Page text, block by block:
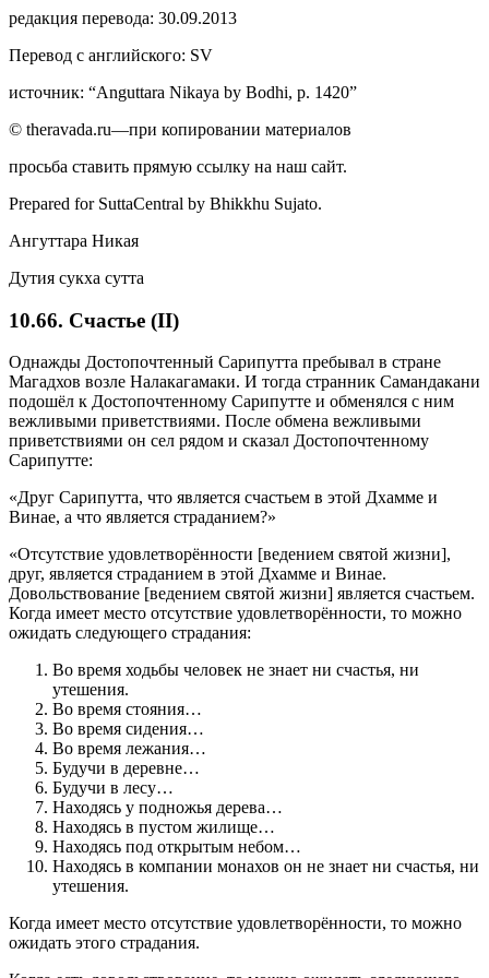
редакция перевода: 30.09.2013
Перевод с английского: SV
источник: “Anguttara Nikaya by Bodhi, p. 1420”
© theravada.ru—при копировании материалов
просьба ставить прямую ссылку на наш сайт.
Prepared for SuttaCentral by Bhikkhu Sujato.
Ангуттара Никая
Дутия сукха сутта
10.66. Счастье (II)
Однажды Достопочтенный Сарипутта пребывал в стране
Магадхов возле Налакагамаки. И тогда странник Самандакани
подошёл к Достопочтенному Сарипутте и обменялся с ним
вежливыми приветствиями. После обмена вежливыми
приветствиями он сел рядом и сказал Достопочтенному
Сарипутте:
«Друг Сарипутта, что является счастьем в этой Дхамме и
Винае, а что является страданием?»
«Отсутствие удовлетворённости [ведением святой жизни],
друг, является страданием в этой Дхамме и Винае.
Довольствование [ведением святой жизни] является счастьем.
Когда имеет место отсутствие удовлетворённости, то можно
ожидать следующего страдания:
Во время ходьбы человек не знает ни счастья, ни
утешения.
Во время стояния…
Во время сидения…
Во время лежания…
Будучи в деревне…
Будучи в лесу…
Находясь у подножья дерева…
Находясь в пустом жилище…
Находясь под открытым небом…
Находясь в компании монахов он не знает ни счастья, ни
утешения.
Когда имеет место отсутствие удовлетворённости, то можно
ожидать этого страдания.